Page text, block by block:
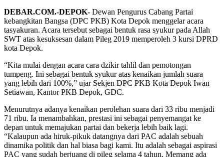
DEBAR.COM.-DEPOK- Dewan Pengurus Cabang Partai
kebangkitan Bangsa (DPC PKB) Kota Depok menggelar acara
tasyakuran. Acara tersebut sebagai bentuk rasa syukur pada Allah
SWT atas kesuksesan dalam Pileg 2019 memperoleh 3 kursi DPRD
kota Depok.
“Kita mulai dengan acara cara dzikir tahlil dan pemotongan
tumpeng. Ini sebagai bentuk syukur atas kenaikan jumlah suara
yang lebih dari 100%,” ujar Sekjen DPC PKB Kota Depok Iwan
Setiawan, Kantor PKB Depok, GDC.
Menurutnya adanya kenaikan perolehan suara dari 33 ribu menjadi
71 ribu. Ia menambahkan, prestasi ini sebagai penyemangat ke
depan untuk memajukan partai dan bekerja lebih baik lagi.
“Kalaupun ada hiruk-pikuk datangnya dari PAC adalah sebuah
dinamika politik dan hal biasa bagi kami. Itu adalah sebagai aspirasi
PAC yang sudah berjuang di pileg selama 4 tahun. Memang ada